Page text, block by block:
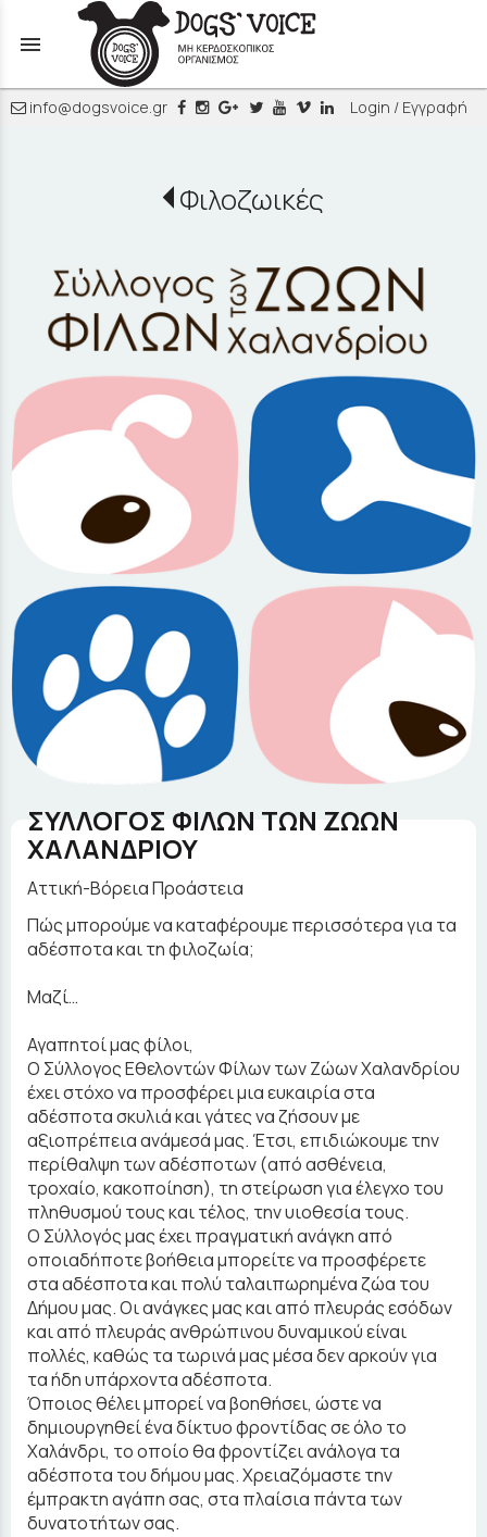
menu
info@dogsvoice.gr Login / Εγγραφή
Φιλοζωικές
ΣΥΛΛΟΓΟΣ ΦΙΛΩΝ ΤΩΝ ΖΩΩΝ
ΧΑΛΑΝΔΡΙΟΥ
Αττική-Βόρεια Προάστεια
Πώς μπορούμε να καταφέρουμε περισσότερα για τα
αδέσποτα και τη φιλοζωία;
Μαζί…
Αγαπητοί μας φίλοι,
Ο Σύλλογος Εθελοντών Φίλων των Ζώων Χαλανδρίου
έχει στόχο να προσφέρει μια ευκαιρία στα
αδέσποτα σκυλιά και γάτες να ζήσουν με
αξιοπρέπεια ανάμεσά μας. Έτσι, επιδιώκουμε την
περίθαλψη των αδέσποτων (από ασθένεια,
τροχαίο, κακοποίηση), τη στείρωση για έλεγχο του
πληθυσμού τους και τέλος, την υιοθεσία τους.
Ο Σύλλογός μας έχει πραγματική ανάγκη από
οποιαδήποτε βοήθεια μπορείτε να προσφέρετε
στα αδέσποτα και πολύ ταλαιπωρημένα ζώα του
Δήμου μας. Οι ανάγκες μας και από πλευράς εσόδων
και από πλευράς ανθρώπινου δυναμικού είναι
πολλές, καθώς τα τωρινά μας μέσα δεν αρκούν για
τα ήδη υπάρχοντα αδέσποτα.
Όποιος θέλει μπορεί να βοηθήσει, ώστε να
δημιουργηθεί ένα δίκτυο φροντίδας σε όλο το
Χαλάνδρι, το οποίο θα φροντίζει ανάλογα τα
αδέσποτα του δήμου μας. Χρειαζόμαστε την
έμπρακτη αγάπη σας, στα πλαίσια πάντα των
δυνατοτήτων σας.